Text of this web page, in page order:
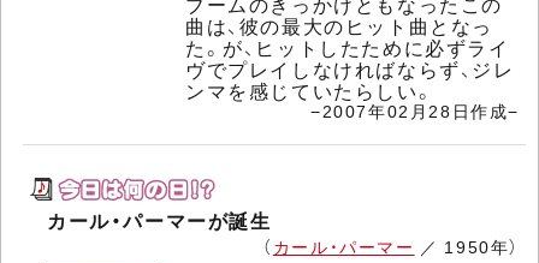
曲は、彼の最大のヒット曲となっ
た。が、ヒットしたために必ずライ
ヴでプレイしなければならず、ジレ
ンマを感じていたらしい。
−2007年02月28日作成−
カール・パーマーが誕生
（ カール・パーマー ／ 1950年）